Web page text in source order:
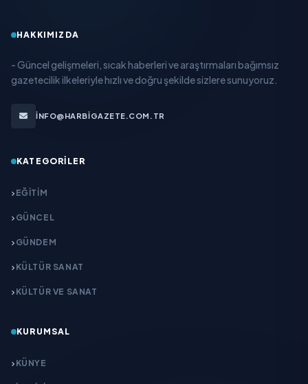
HAKKIMIZDA
- Güncel gelişmeleri, sıcak haberleri ve araştırmaları bağımsız
gazetecilik ilkeleriyle hızlı ve doğru şekilde sizlere sunuyoruz.
INFO@HARBIGAZETE.COM.TR
KATEGORILER
EĞITIM
GÜNCEL
GÜNDEM
KÜLTÜR SANAT
KÜLTÜR VE SANAT
KURUMSAL
KÜNYE